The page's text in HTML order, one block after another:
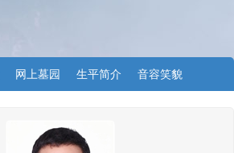
网上墓园 生平简介 音容笑貌